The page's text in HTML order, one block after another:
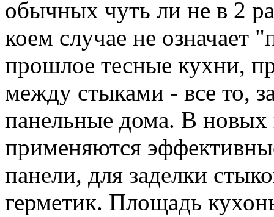
обычных чуть ли не в 2
коем случае не означает
прошлое тесные кухни,
между стыками - все то,
панельные дома. В
применяются
панели, для заделки
герметик. Площадь